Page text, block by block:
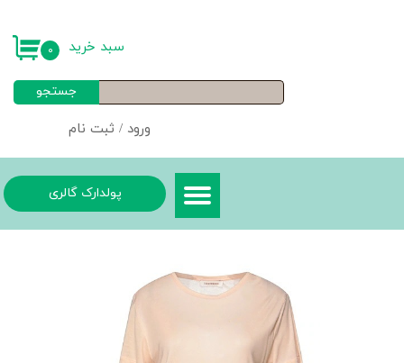
ورود / ثبت نام
خروج از حساب کاربری
جستجو
۰ سبد خرید
پولدارک گالری